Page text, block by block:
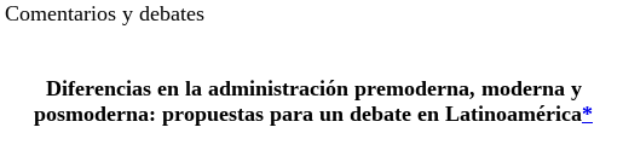
Comentarios y debates
Diferencias en la administración premoderna, moderna y
posmoderna: propuestas para un debate en Latinoamérica*